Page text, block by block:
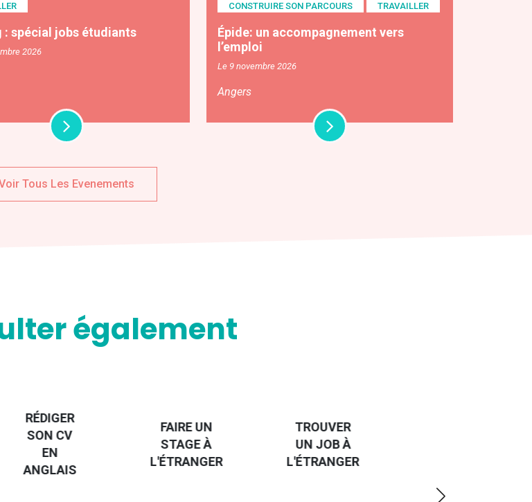
: spécial jobs étudiants
2026
CONSTRUIRE SON PARCOURS TRAVAILLER
Épide: un accompagnement vers
l’emploi
Le 9 novembre 2026
Angers
Tous Les Evenements
également
RÉDIGER
SON CV
EN
ANGLAIS
FAIRE UN
STAGE À
L'ÉTRANGER
TROUVER
UN JOB À
L'ÉTRANGER